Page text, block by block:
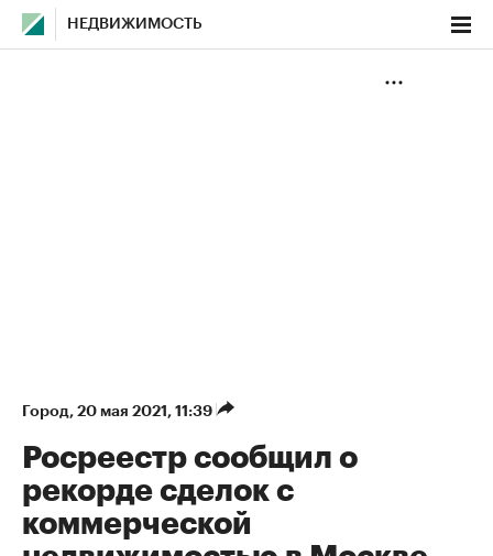
НЕДВИЖИМОСТЬ
Город⁠, 20 мая 2021, 11:39
Росреестр сообщил о
рекорде сделок с
коммерческой